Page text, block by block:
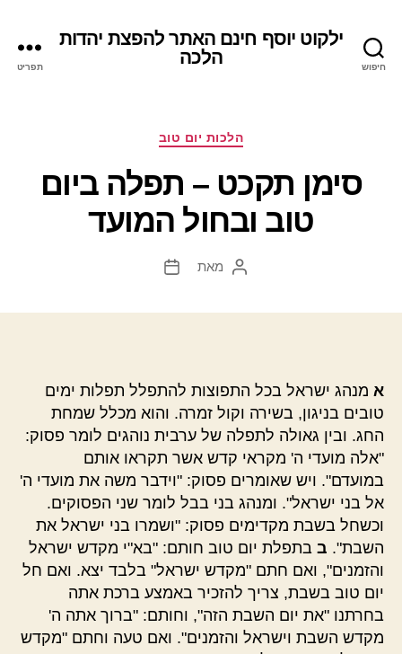
חיפוש
ילקוט יוסף חינם האתר להפצת יהדות
הלכה
תפריט
קטגוריות
הלכות יום טוב
סימן תקכט – תפלה ביום
טוב ובחול המועד
המחבר
מאת
תאריך
א מנהג ישראל בכל התפוצות להתפלל תפלות ימים
טובים בניגון, בשירה וקול זמרה. והוא מכלל שמחת
החג. ובין גאולה לתפלה של ערבית נוהגים לומר פסוק:
"אלה מועדי ה' מקראי קדש אשר תקראו אותם
במועדם". ויש שאומרים פסוק: "וידבר משה את מועדי ה'
אל בני ישראל". ומנהג בני בבל לומר שני הפסוקים.
וכשחל בשבת מקדימים פסוק: "ושמרו בני ישראל את
השבת". ב בתפלת יום טוב חותם: "בא"י מקדש ישראל
והזמנים", ואם חתם "מקדש ישראל" בלבד יצא. ואם חל
יום טוב בשבת, צריך להזכיר באמצע ברכת אתה
בחרתנו "את יום השבת הזה", וחותם: "ברוך אתה ה'
מקדש השבת וישראל והזמנים". ואם טעה וחתם "מקדש